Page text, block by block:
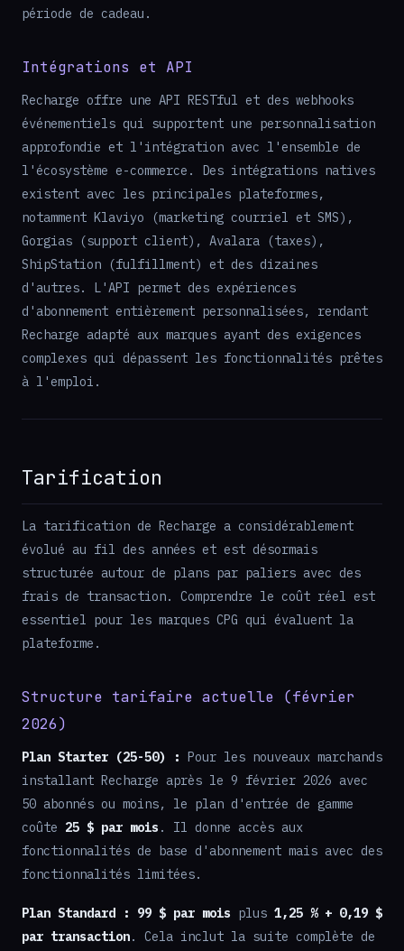
période de cadeau.
Intégrations et API
Recharge offre une API RESTful et des webhooks
événementiels qui supportent une personnalisation
approfondie et l'intégration avec l'ensemble de
l'écosystème e-commerce. Des intégrations natives
existent avec les principales plateformes,
notamment Klaviyo (marketing courriel et SMS),
Gorgias (support client), Avalara (taxes),
ShipStation (fulfillment) et des dizaines
d'autres. L'API permet des expériences
d'abonnement entièrement personnalisées, rendant
Recharge adapté aux marques ayant des exigences
complexes qui dépassent les fonctionnalités prêtes
à l'emploi.
Tarification
La tarification de Recharge a considérablement
évolué au fil des années et est désormais
structurée autour de plans par paliers avec des
frais de transaction. Comprendre le coût réel est
essentiel pour les marques CPG qui évaluent la
plateforme.
Structure tarifaire actuelle (février
2026)
Plan Starter (25-50) :
Pour les nouveaux marchands
installant Recharge après le 9 février 2026 avec
50 abonnés ou moins, le plan d'entrée de gamme
coûte 25 $ par mois . Il donne accès aux
fonctionnalités de base d'abonnement mais avec des
fonctionnalités limitées.
Plan Standard : 99 $ par mois plus 1,25 % + 0,19 $
par transaction. Cela inclut la suite complète de